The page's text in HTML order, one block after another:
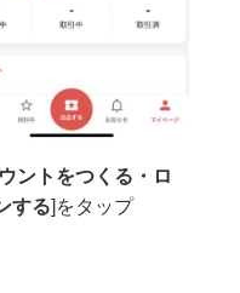
ントをつくる・ロ
する]をタップ